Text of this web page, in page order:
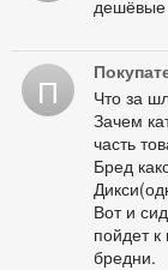
дешёвые
П
Что за
Зачем
часть
Бред
Вот и
пойдет к
бредни.